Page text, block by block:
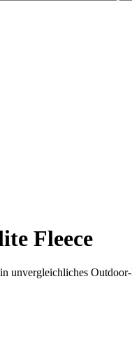
Fleece
Outdoor-